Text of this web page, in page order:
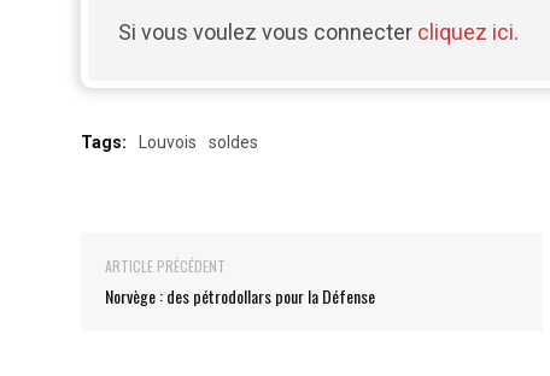
Si vous voulez vous connecter cliquez ici.
Tags: Louvois soldes
ARTICLE PRÉCÉDENT
Norvège : des pétrodollars pour la Défense